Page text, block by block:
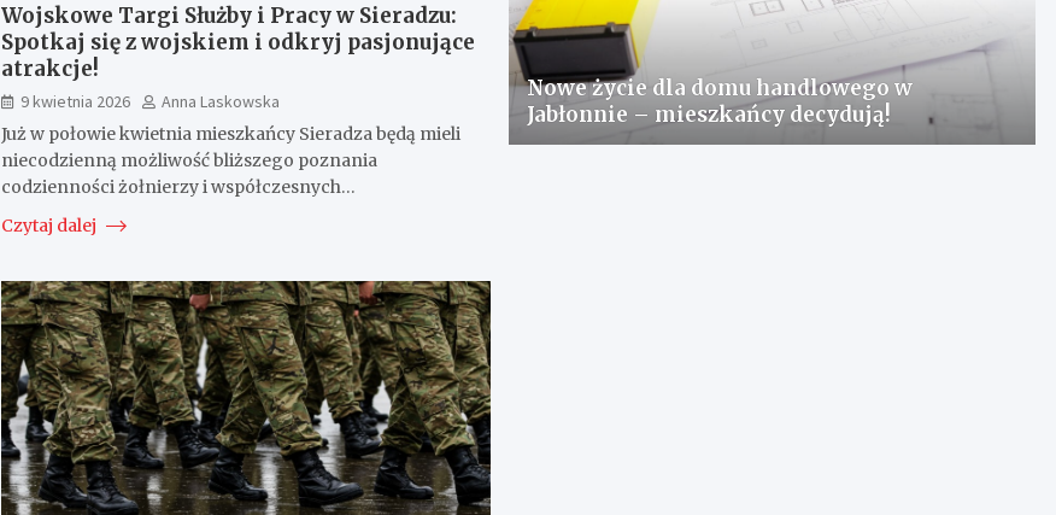
Wojskowe Targi Służby i Pracy w Sieradzu:
Spotkaj się z wojskiem i odkryj pasjonujące
atrakcje!
9 kwietnia 2026
Anna Laskowska
Już w połowie kwietnia mieszkańcy Sieradza będą mieli
niecodzienną możliwość bliższego poznania
codzienności żołnierzy i współczesnych…
Czytaj dalej
Nowe życie dla domu handlowego w
Jabłonnie – mieszkańcy decydują!